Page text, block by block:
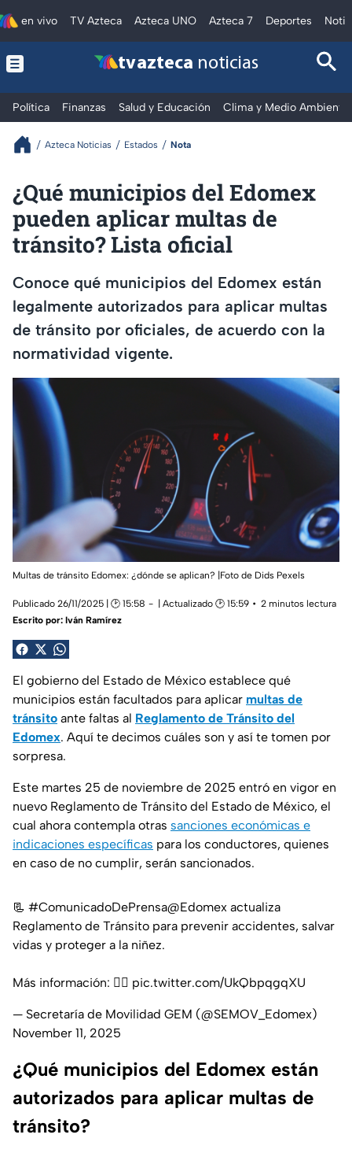
en vivo TV Azteca Azteca UNO Azteca 7 Deportes
tv azteca noticias
Política Finanzas Salud y Educación Clima y Medio Ambiente
Azteca Noticias Estados Nota
¿Qué municipios del Edomex
pueden aplicar multas de
tránsito? Lista oficial
Conoce qué municipios del Edomex están
legalmente autorizados para aplicar multas
de tránsito por oficiales, de acuerdo con la
normatividad vigente.
Multas de tránsito Edomex: ¿dónde se aplican? |Foto de Dids Pexels
Publicado 26/11/2025 | 🕑 15:58 | Actualizado 🕑 15:59
2 minutos lectura
Escrito por: Iván Ramírez
El gobierno del Estado de México establece qué
municipios están facultados para aplicar multas de
tránsito ante faltas al Reglamento de Tránsito del
Edomex. Aquí te decimos cuáles son y así te tomen por
sorpresa.
Este martes 25 de noviembre de 2025 entró en vigor en
nuevo Reglamento de Tránsito del Estado de México, el
cual ahora contempla otras sanciones económicas e
indicaciones específicas para los conductores, quienes
en caso de no cumplir, serán sancionados.
📃 #ComunicadoDePrensa@Edomex actualiza
Reglamento de Tránsito para prevenir accidentes, salvar
vidas y proteger a la niñez.
Más información: 👇🏼 pic.twitter.com/UkQbpqgqXU
— Secretaría de Movilidad GEM (@SEMOV_Edomex)
November 11, 2025
¿Qué municipios del Edomex están
autorizados para aplicar multas de
tránsito?